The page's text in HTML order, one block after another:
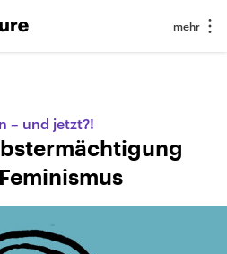
– und jetzt?!